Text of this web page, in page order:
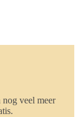
veel meer